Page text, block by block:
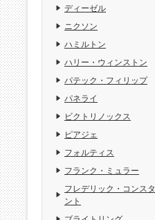
ディーゼル
ニクソン
ハミルトン
ハリー・ウィンストン
パテック・フィリップ
パネライ
ビクトリノックス
ピアジェ
フォルティス
フランク・ミュラー
フレデリック・コンスタ
ント